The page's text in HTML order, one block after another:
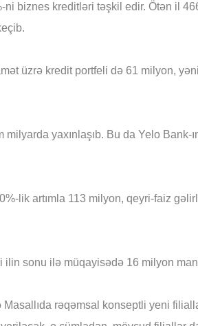
biznes kreditləri təşkil edir. Ötən il
üzrə kredit portfeli də 61 milyon,
yaxınlaşıb. Bu da Yelo Bank-
lik artımla 113 milyon, qeyri-faiz
ilin sonu ilə müqayisədə 16 milyon
rəqəmsal konseptli yeni